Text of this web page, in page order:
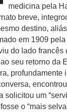
medicina pela
breve,
destino,
em 1909
do lado francês
seu retorno da
profundamente
solicitou um
o “mais